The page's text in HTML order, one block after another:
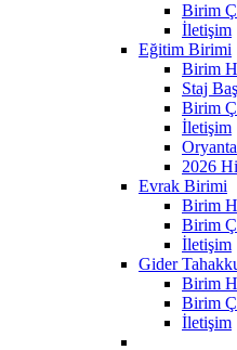
Birim
İletişim
Eğitim Birimi
Birim
Staj
Birim
İletişim
2026
Evrak Birimi
Birim
Birim
İletişim
Gider
Birim
Birim
İletişim